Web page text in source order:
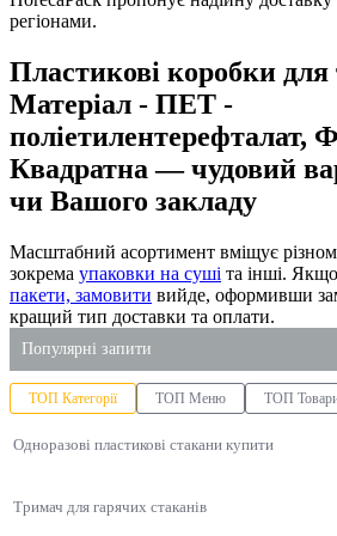
регіонами.
Пластикові коробки для
Матеріал - ПЕТ -
поліетилентерефталат,
Квадратна — чудовий
чи Вашого закладу
Масштабний асортимент вміщує
зокрема упаковки на суші та інші.
пакети, замовити вийде, оформивши
кращий тип доставки та оплати.
Популярні запити
одноразові контейнери для їжі
упаковка для гарячого
одноразові стакани купити
ТОП Категорії ТОП Меню ТОП
Одноразові пластикові стакани купити
Тримач для гарячих стаканів